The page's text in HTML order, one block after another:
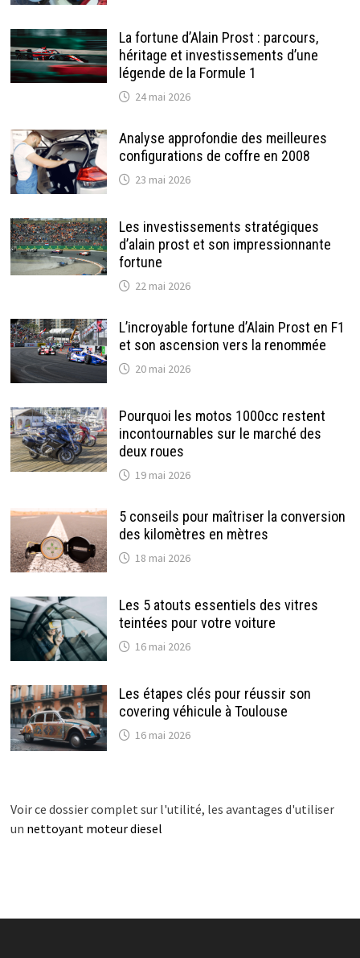
La fortune d’Alain Prost : parcours,
héritage et investissements d’une
légende de la Formule 1
24 mai 2026
Analyse approfondie des meilleures
configurations de coffre en 2008
23 mai 2026
Les investissements stratégiques
d’alain prost et son impressionnante
fortune
22 mai 2026
L’incroyable fortune d’Alain Prost en F1
et son ascension vers la renommée
20 mai 2026
Pourquoi les motos 1000cc restent
incontournables sur le marché des
deux roues
19 mai 2026
5 conseils pour maîtriser la conversion
des kilomètres en mètres
18 mai 2026
Les 5 atouts essentiels des vitres
teintées pour votre voiture
16 mai 2026
Les étapes clés pour réussir son
covering véhicule à Toulouse
16 mai 2026
Voir ce dossier complet sur l'utilité, les avantages d'utiliser
un nettoyant moteur diesel